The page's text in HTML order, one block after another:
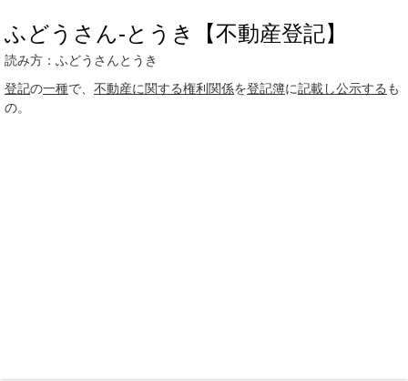
ふどうさん‐とうき【不動産登記】
読み方：ふどうさんとうき
登記の一種で、 不動産に関する権利関係を登記簿に記載し公示する も
の。